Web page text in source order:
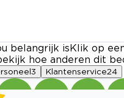
belangrijk is Klik op
hoe anderen dit
3 Klantenservice24